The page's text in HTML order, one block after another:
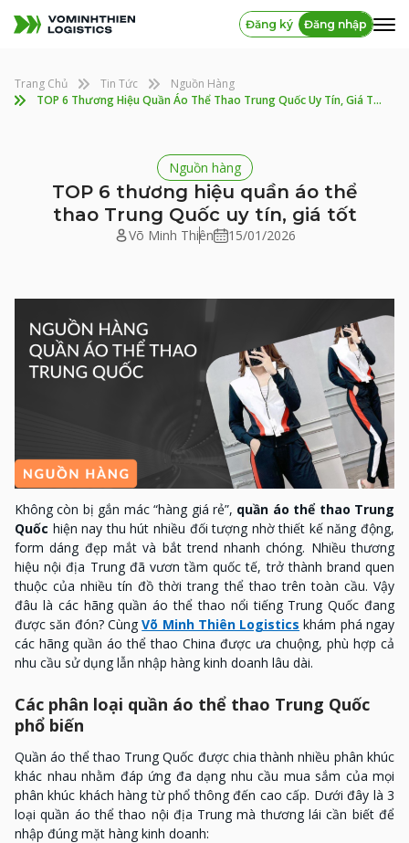
Đăng ký Đăng nhập
Trang Chủ Tin Tức
Nguồn Hàng
TOP 6 Thương Hiệu Quần Áo Thể Thao Trung Quốc Uy Tín, Giá Tốt
Nguồn hàng
TOP 6 thương hiệu quần áo thể
thao Trung Quốc uy tín, giá tốt
Võ Minh Thiên 15/01/2026
Không còn bị gắn mác “hàng giá rẻ”, quần áo thể thao Trung
Quốc hiện nay thu hút nhiều đối tượng nhờ thiết kế năng động,
form dáng đẹp mắt và bắt trend nhanh chóng. Nhiều thương
hiệu nội địa Trung đã vươn tầm quốc tế, trở thành brand quen
thuộc của nhiều tín đồ thời trang thể thao trên toàn cầu. Vậy
đâu là các hãng quần áo thể thao nổi tiếng Trung Quốc đang
được săn đón? CùngVõ Minh Thiên Logistics khám phá ngay
các hãng quần áo thể thao China được ưa chuộng, phù hợp cả
nhu cầu sử dụng lẫn nhập hàng kinh doanh lâu dài.
Các phân loại quần áo thể thao Trung Quốc
phổ biến
Quần áo thể thao Trung Quốc được chia thành nhiều phân khúc
khác nhau nhằm đáp ứng đa dạng nhu cầu mua sắm của mọi
phân khúc khách hàng từ phổ thông đến cao cấp. Dưới đây là 3
loại quần áo thể thao nội địa Trung mà thương lái cần biết để
nhập đúng mặt hàng kinh doanh: